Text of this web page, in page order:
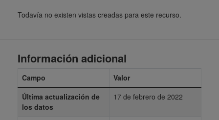
Todavía no existen vistas creadas para este recurso.
Información adicional
Campo
Valor
Última actualización de
los datos
17 de febrero de 2022